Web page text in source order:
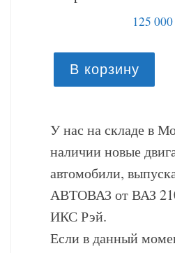
125 000
В корзину
У нас на складе в
наличии новые
автомобили,
АВТОВАЗ от ВАЗ
ИКС Рэй.
Если в данный